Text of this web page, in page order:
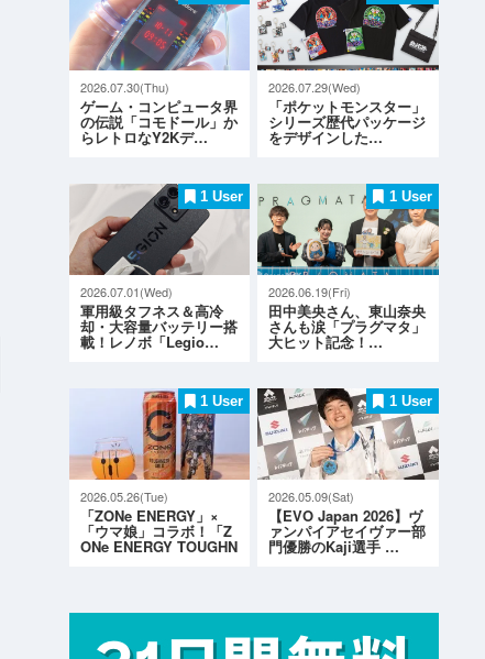
2026.07.30(Thu)
ゲーム・コンピュータ界
の伝説「コモドール」か
らレトロなY2Kデ…
2026.07.29(Wed)
「ポケットモンスター」
シリーズ歴代パッケージ
をデザインした…
1 User
2026.07.01(Wed)
軍用級タフネス＆高冷
却・大容量バッテリー搭
載！レノボ「Legio…
1 User
2026.06.19(Fri)
田中美央さん、東山奈央
さんも涙「プラグマタ」
大ヒット記念！…
1 User
2026.05.26(Tue)
「ZONe ENERGY」×
「ウマ娘」コラボ！「Z
ONe ENERGY TOUGHN
1 User
2026.05.09(Sat)
【EVO Japan 2026】ヴ
ァンパイアセイヴァー部
門優勝のKaji選手 …